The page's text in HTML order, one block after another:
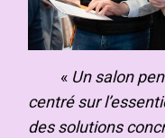
« Un salon
centré sur
des solutions